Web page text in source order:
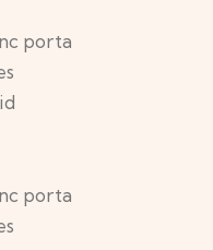
porta
porta